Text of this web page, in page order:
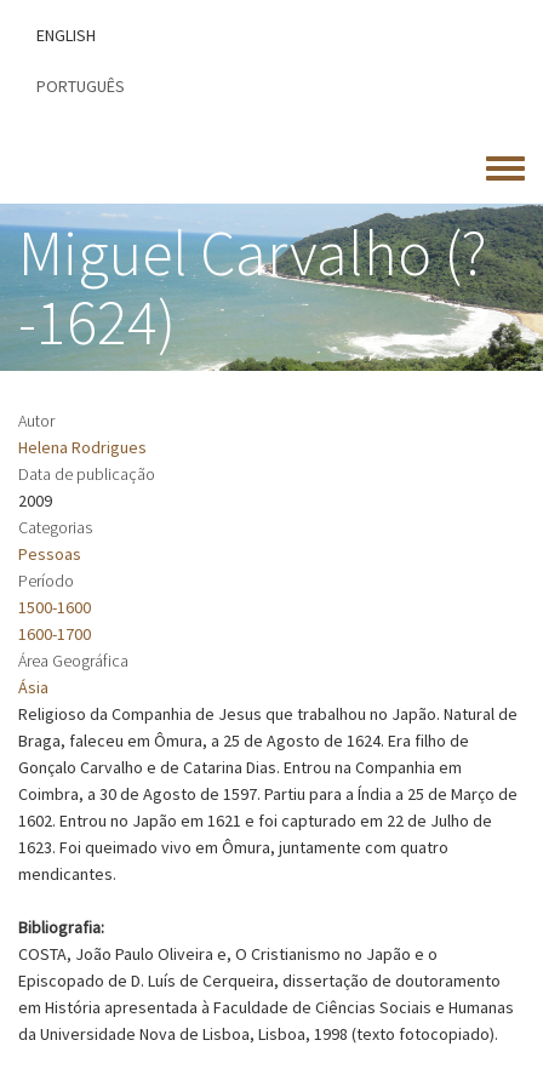
conteúdo
ENGLISH
PORTUGUÊS
Toggle
menu
Miguel Carvalho (?
-1624)
Autor
Helena Rodrigues
Data de publicação
2009
Categorias
Pessoas
Período
1500-1600
1600-1700
Área Geográfica
Ásia
Religioso da Companhia de Jesus que trabalhou no Japão. Natural de
Braga, faleceu em Ômura, a 25 de Agosto de 1624. Era filho de
Gonçalo Carvalho e de Catarina Dias. Entrou na Companhia em
Coimbra, a 30 de Agosto de 1597. Partiu para a Índia a 25 de Março de
1602. Entrou no Japão em 1621 e foi capturado em 22 de Julho de
1623. Foi queimado vivo em Ômura, juntamente com quatro
mendicantes.
Bibliografia:
COSTA, João Paulo Oliveira e, O Cristianismo no Japão e o
Episcopado de D. Luís de Cerqueira, dissertação de doutoramento
em História apresentada à Faculdade de Ciências Sociais e Humanas
da Universidade Nova de Lisboa, Lisboa, 1998 (texto fotocopiado).